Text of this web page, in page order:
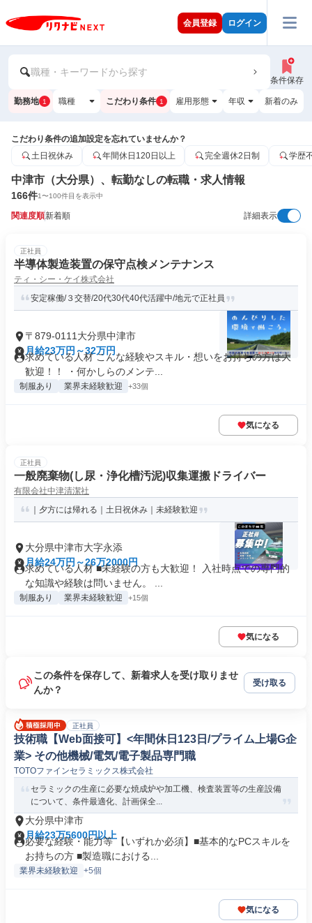
会員登録 ログイン
職種・キーワードから探す
条件保存
勤務地 1 職種 こだわり条件 1 雇用形態 年収 新着のみ
こだわり条件の追加設定を忘れていませんか？
土日祝休み
年間休日120日以上 完全週休2日制 学歴
中津市（大分県）、転勤なしの転職・求人情報
166件1〜100件目を表示中
関連度順新着順 詳細表示
正社員
半導体製造装置の保守点検メンテナンス
ティ・シー・ケイ株式会社
安定稼働/３交替/20代30代40代活躍中/地元で正社員
〒879-0111大分県中津市
月給23万円～32万円
求めている人材 こんな経験やスキル・想いをお持ちの方は大
歓迎！！ ・何かしらのメンテ...
制服あり 業界未経験歓迎 +33個
気になる
正社員
一般廃棄物(し尿・浄化槽汚泥)収集運搬ドライバー
有限会社中津清潔社
｜夕方には帰れる｜土日祝休み｜未経験歓迎
大分県中津市大字永添
月給24万円～26万2000円
求めている人材 ■未経験の方も大歓迎！ 入社時点での専門的
な知識や経験は問いません。 ...
制服あり 業界未経験歓迎 +15個
気になる
この条件を保存して、新着求人を受け取りませ
んか？
受け取る
正社員
技術職【Web面接可】<年間休日123日/プライム上場G企
業> その他機械/電気/電子製品専門職
TOTOファインセラミックス株式会社
セラミックの生産に必要な焼成炉や加工機、検査装置等の生産設備
について、条件最適化、計画保全...
大分県中津市
月給23万5600円以上
必要な経験・能力等 【いずれか必須】■基本的なPCスキルを
お持ちの方 ■製造職における...
業界未経験歓迎 +5個
気になる